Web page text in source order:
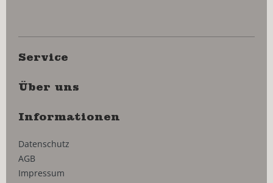
Service
Über uns
Informationen
Datenschutz
AGB
Impressum